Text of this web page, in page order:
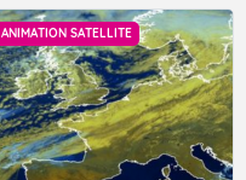
ANIMATION SATELLITE